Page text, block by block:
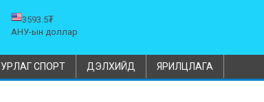
3593.5₮
АНУ-ын доллар
УРЛАГ СПОРТ ДЭЛХИЙД ЯРИЛЦЛАГА